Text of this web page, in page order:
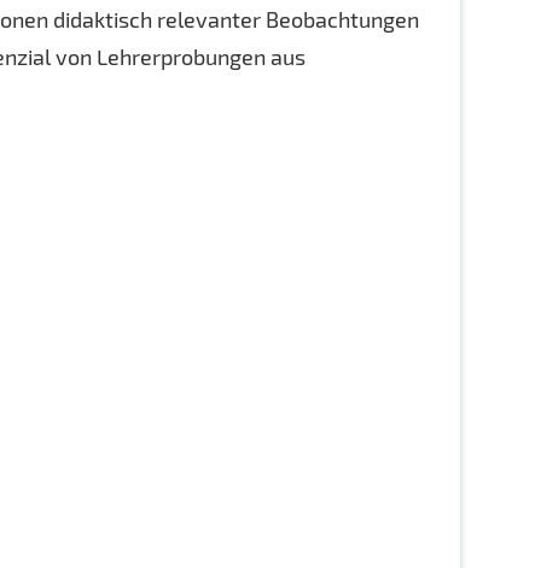
didaktisch relevanter Beobachtungen
von Lehrerprobungen aus